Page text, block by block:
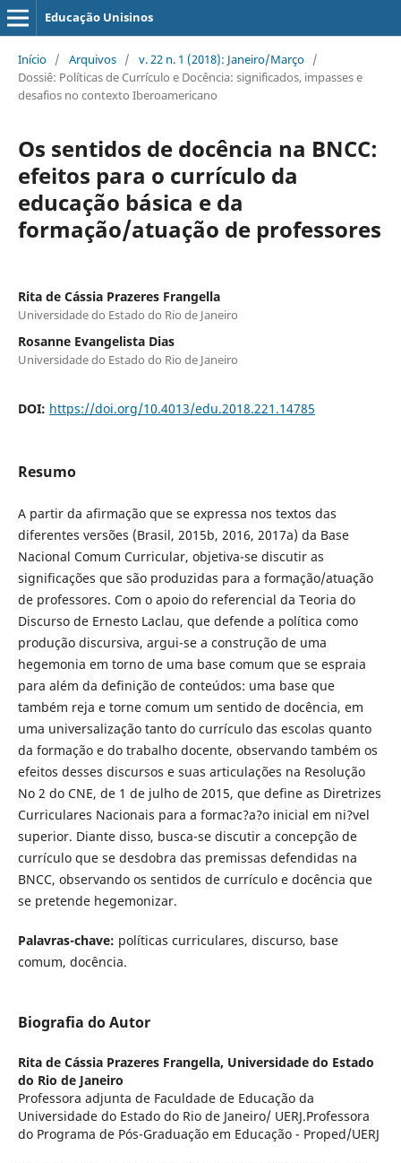
Educação Unisinos
Início / Arquivos / v. 22 n. 1 (2018): Janeiro/Março /
Dossiê: Políticas de Currículo e Docência: significados, impasses e
desafios no contexto Iberoamericano
Os sentidos de docência na BNCC:
efeitos para o currículo da
educação básica e da
formação/atuação de professores
Rita de Cássia Prazeres Frangella
Universidade do Estado do Rio de Janeiro
Rosanne Evangelista Dias
Universidade do Estado do Rio de Janeiro
DOI: https://doi.org/10.4013/edu.2018.221.14785
Resumo
A partir da afirmação que se expressa nos textos das
diferentes versões (Brasil, 2015b, 2016, 2017a) da Base
Nacional Comum Curricular, objetiva-se discutir as
significações que são produzidas para a formação/atuação
de professores. Com o apoio do referencial da Teoria do
Discurso de Ernesto Laclau, que defende a política como
produção discursiva, argui-se a construção de uma
hegemonia em torno de uma base comum que se espraia
para além da definição de conteúdos: uma base que
também reja e torne comum um sentido de docência, em
uma universalização tanto do currículo das escolas quanto
da formação e do trabalho docente, observando também os
efeitos desses discursos e suas articulações na Resolução
No 2 do CNE, de 1 de julho de 2015, que define as Diretrizes
Curriculares Nacionais para a formac?a?o inicial em ni?vel
superior. Diante disso, busca-se discutir a concepção de
currículo que se desdobra das premissas defendidas na
BNCC, observando os sentidos de currículo e docência que
se pretende hegemonizar.
Palavras-chave: políticas curriculares, discurso, base
comum, docência.
Biografia do Autor
Rita de Cássia Prazeres Frangella, Universidade do Estado
do Rio de Janeiro
Professora adjunta de Faculdade de Educação da
Universidade do Estado do Rio de Janeiro/ UERJ.Professora
do Programa de Pós-Graduação em Educação - Proped/UERJ